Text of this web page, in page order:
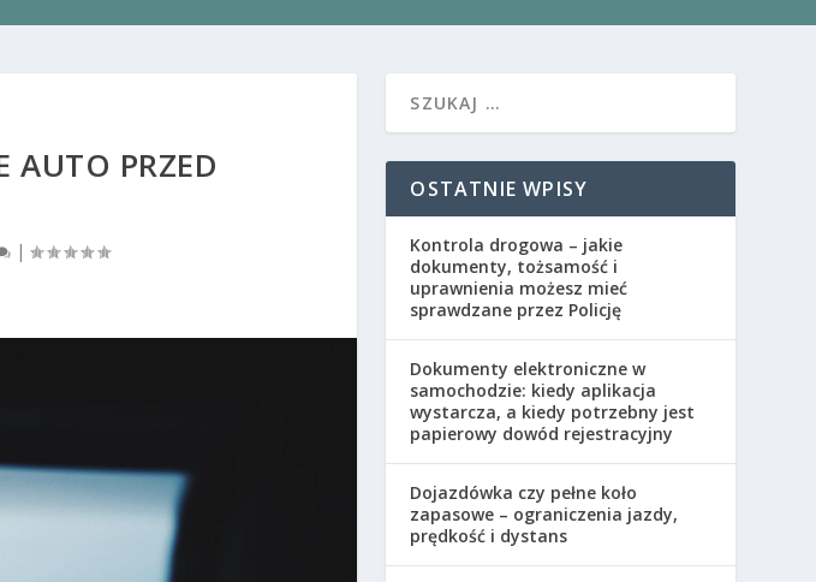
AUTO PRZED
|
OSTATNIE WPISY
Kontrola drogowa – jakie
dokumenty, tożsamość i
uprawnienia możesz mieć
sprawdzane przez Policję
Dokumenty elektroniczne w
samochodzie: kiedy aplikacja
wystarcza, a kiedy potrzebny jest
papierowy dowód rejestracyjny
Dojazdówka czy pełne koło
zapasowe – ograniczenia jazdy,
prędkość i dystans